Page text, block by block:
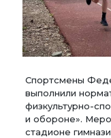
Спортсмены
выполнили
физкультурно-
и обороне».
стадионе